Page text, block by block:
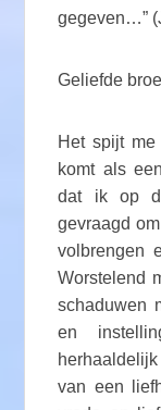
gegeven…”
Geliefde
Het spijt
komt als
dat ik op
gevraagd
volbrengen
Worstelend
schaduwen
en
van een